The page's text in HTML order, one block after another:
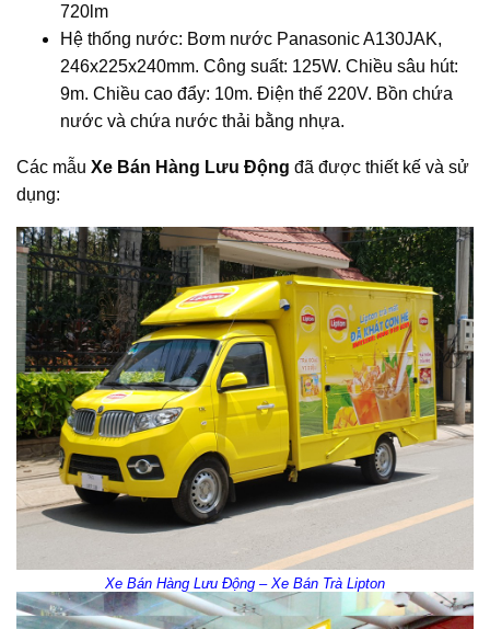
720lm
Hệ thống nước: Bơm nước Panasonic A130JAK,
246x225x240mm. Công suất: 125W. Chiều sâu hút:
9m. Chiều cao đẩy: 10m. Điện thế 220V. Bồn chứa
nước và chứa nước thải bằng nhựa.
Các mẫu Xe Bán Hàng Lưu Động đã được thiết kế và sử
dụng:
Xe Bán Hàng Lưu Động – Xe Bán Trà Lipton